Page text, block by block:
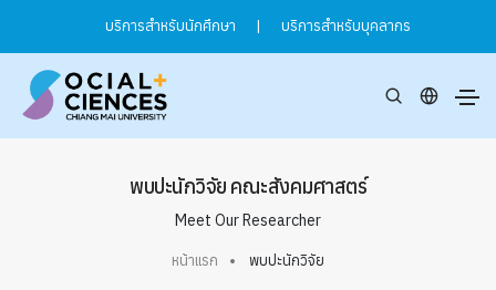
บริการสำหรับนักศึกษา | บริการสำหรับบุคลากร
พบปะนักวิจัย คณะสังคมศาสตร์
Meet Our Researcher
หน้าแรก พบปะนักวิจัย